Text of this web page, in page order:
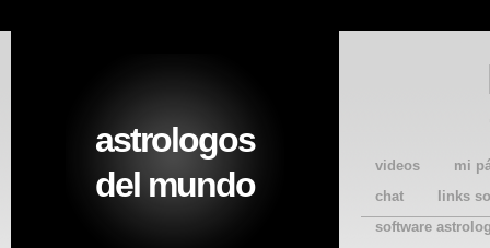
videos
mi
chat
links
software
astrologos
del mundo